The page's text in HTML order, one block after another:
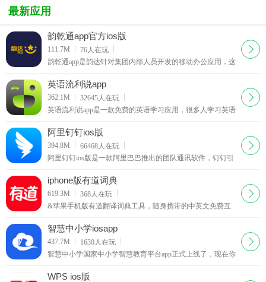
最新应用
韵乾通app官方ios版
111.7M 76人在玩
韵乾通app是韵达针对集团内部人员开发的移动办公应用，这
解集团的运营情况，对工单进行统一管理，提升办公
下载
英语流利说app
362.1M 32645人在玩
英语流利说app是一款免费的英语学习应用，很多人学习英语
利说ipad版可以帮助你摆脱哑巴英语，在这里你每天都能听
到地道的美语对话
下载
阿里钉钉ios版
394.8M 66468人在玩
阿里钉钉ios版是一款阿里巴巴推出的团队通讯软件，钉钉引
息是以免费电话或短信的形式送达，支持单聊及群聊
下载
iphone版有道词典
619.3M 368人在玩
&苹果手机版有道翻译词典工具，随身携带的中英文免费互
语、韩语、法语、德语、俄语、西班牙语、葡萄牙语、藏
语、西语等109种语言翻译
下载
智慧中小学iosapp
437.7M 1630人在玩
智慧中小学国家中小学智慧教育平台app正式上线了，现在你
课程选择，给你带来最棒的体验，相信不少的用户
下载
WPS ios版